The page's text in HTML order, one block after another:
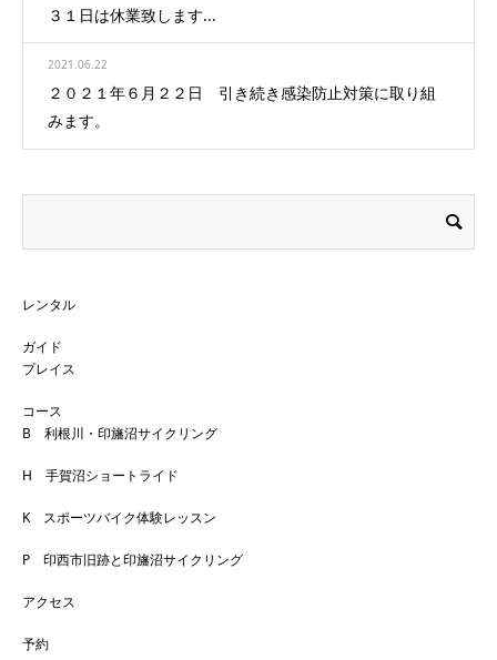
３１日は休業致します...
2021.06.22
２０２１年６月２２日 引き続き感染防止対策に取り組
みます。
レンタル
ガイド
プレイス
コース
B 利根川・印旛沼サイクリング
H 手賀沼ショートライド
K スポーツバイク体験レッスン
P 印西市旧跡と印旛沼サイクリング
アクセス
予約